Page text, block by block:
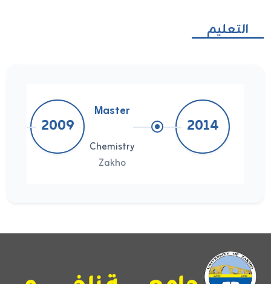
التعليم
2014
Master
Chemistry
Zakho
2009